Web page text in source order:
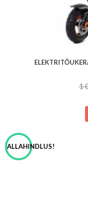
1
ALLAHINDLUS!